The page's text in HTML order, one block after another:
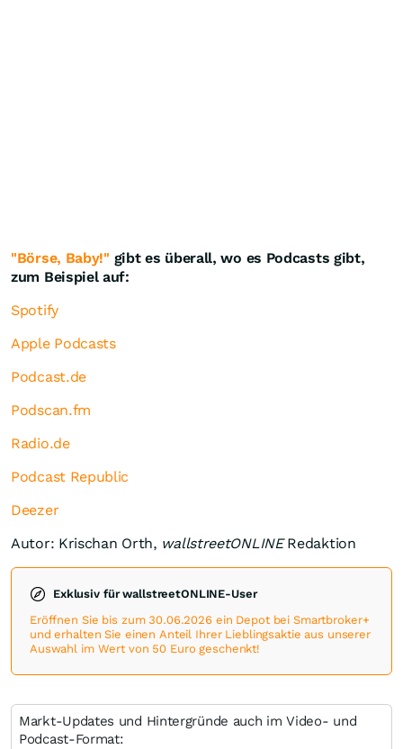
"Börse, Baby!" gibt es überall, wo es Podcasts gibt,
zum Beispiel auf:
Spotify
Apple Podcasts
Podcast.de
Podscan.fm
Radio.de
Podcast Republic
Deezer
Autor: Krischan Orth, wallstreetONLINERedaktion
Exklusiv für wallstreetONLINE-User
Eröffnen Sie bis zum 30.06.2026 ein Depot bei Smartbroker+
und erhalten Sie einen Anteil Ihrer Lieblingsaktie aus unserer
Auswahl im Wert von 50 Euro geschenkt!
Markt-Updates und Hintergründe auch im Video- und
Podcast-Format: